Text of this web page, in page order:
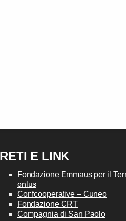
RETI E LINK
Fondazione Emmaus per il
onlus
Confcooperative – Cuneo
Fondazione CRT
Compagnia di San Paolo